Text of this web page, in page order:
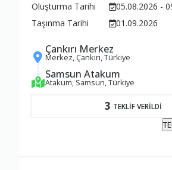
Oluşturma Tarihi
05.08.2026 -
Taşınma Tarihi
01.09.2026
Çankırı Merkez
Merkez, Çankırı, Türkiye
Samsun Atakum
Atakum, Samsun, Türkiye
3 TEKLİF VERİLDİ